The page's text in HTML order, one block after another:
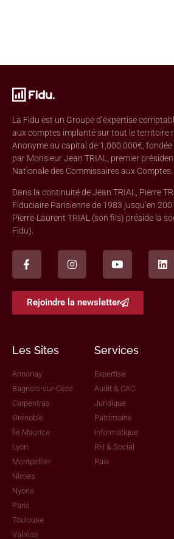
La Fidu est un Groupe d’expertise
aux comptes implanté sur tout le territoire
Anonyme au capital de 1,000,000€, fondée
par Monsieur Jean TRIAL, premier
Nationale des Commissaires aux Comptes.
Dans la continuité de Jean TRIAL, Pierre
Fiduciaire Parisienne de 1983 jusqu’en
Pierre-Laurent TRIAL (son fils) préside la
Fidu).
Rejoindre la newsletter
Les Sites
Annonay
Bagnols-sur-Cèze
Carpentras
Grenoble
Île Maurice
Lyon
Montpellier
Nîmes
Nyons
Paris
Toulouse
Valréas
Services
Expertise
Audit & CAC
Juridique
Patrimoine
Informatique
RH & Social
Paie